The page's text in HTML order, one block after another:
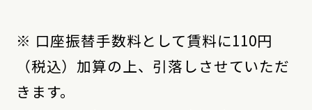
※ 口座振替手数料として賃料に110円
（税込）加算の上、引落しさせていただ
きます。